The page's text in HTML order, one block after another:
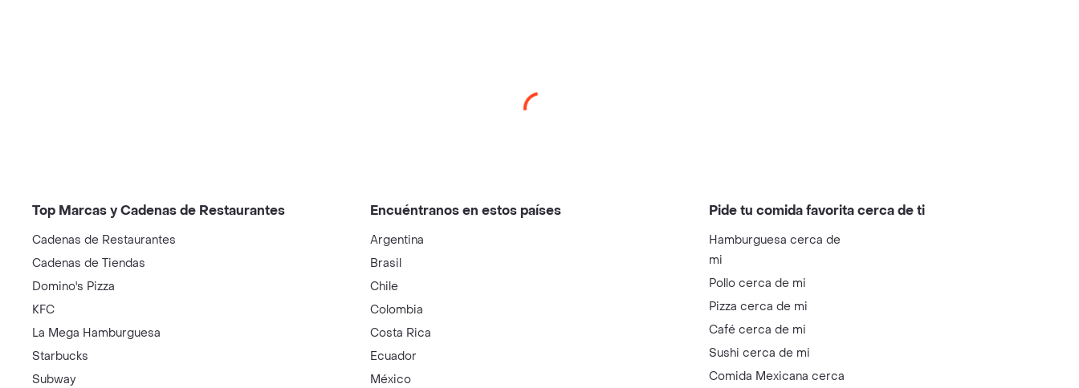
Top Marcas y Cadenas de Restaurantes
Cadenas de Restaurantes
Cadenas de Tiendas
Domino's Pizza
KFC
La Mega Hamburguesa
Starbucks
Subway
Encuéntranos en estos países
Argentina
Brasil
Chile
Colombia
Costa Rica
Ecuador
México
Pide tu comida favorita cerca de ti
Hamburguesa cerca de
mi
Pollo cerca de mi
Pizza cerca de mi
Café cerca de mi
Sushi cerca de mi
Comida Mexicana cerca